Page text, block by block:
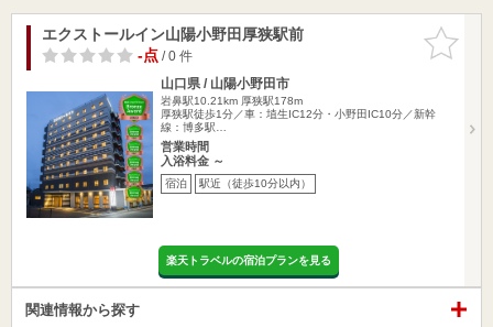
お気に入
りに追加
エクストールイン山陽小野田厚狭駅前
-点/ 0 件
山口県 / 山陽小野田市
岩鼻駅10.21km 厚狭駅178m
厚狭駅徒歩1分／車：埴生IC12分・小野田IC10分／新幹
線：博多駅…
営業時間
入浴料金 ～
宿泊 駅近（徒歩10分以内）
楽天トラベルの宿泊プランを見る
関連情報から探す